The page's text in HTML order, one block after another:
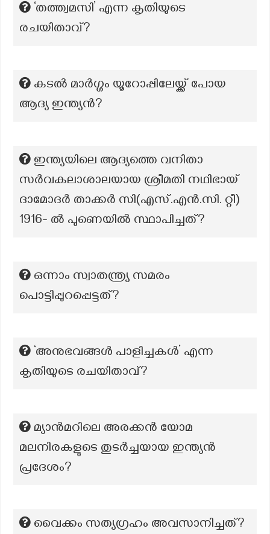
‘തത്ത്വമസി’ എന്ന കൃതിയുടെ
രചയിതാവ്?
കടൽ മാർഗ്ഗം യൂറോപ്പിലേയ്ക്ക് പോയ
ആദ്യ ഇന്ത്യൻ?
ഇന്ത്യയിലെ ആദ്യത്തെ വനിതാ
സർവകലാശാലയായ ശ്രീമതി നഥിഭായ്
ദാമോദർ താക്കർ സി(എസ്.എൻ.സി. റ്റീ)
1916- ൽ പുണെയിൽ സ്ഥാപിച്ചത്?
ഒന്നാം സ്വാതന്ത്ര്യ സമരം
പൊട്ടിപ്പുറപ്പെട്ടത്?
‘അനുഭവങ്ങൾ പാളിച്ചകൾ’ എന്ന
കൃതിയുടെ രചയിതാവ്?
മ്യാൻമറിലെ അരക്കൻ യോമ
മലനിരകളുടെ തുടർച്ചയായ ഇന്ത്യൻ
പ്രദേശം?
വൈക്കം സത്യഗ്രഹം അവസാനിച്ചത്?